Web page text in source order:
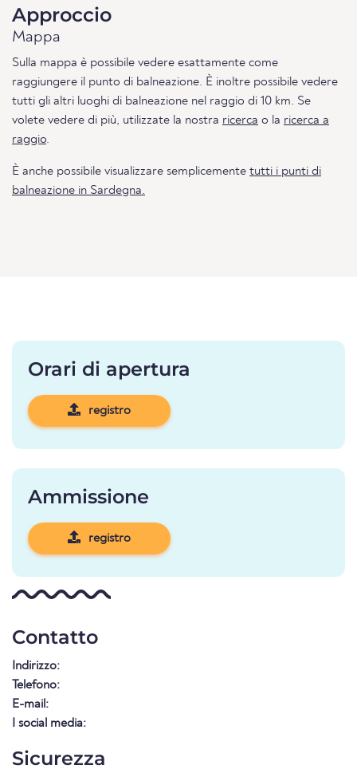
Approccio
Mappa
Sulla mappa è possibile vedere esattamente come
raggiungere il punto di balneazione. È inoltre possibile vedere
tutti gli altri luoghi di balneazione nel raggio di 10 km. Se
volete vedere di più, utilizzate la nostra ricerca o la ricerca a
raggio.
È anche possibile visualizzare semplicemente tutti i punti di
balneazione in Sardegna.
Orari di apertura
registro
Ammissione
registro
Contatto
Indirizzo:
Telefono:
E-mail:
I social media:
Sicurezza